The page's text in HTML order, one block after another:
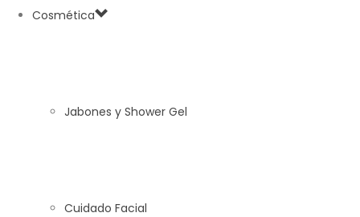
Cosmética
Jabones y Shower Gel
Cuidado Facial